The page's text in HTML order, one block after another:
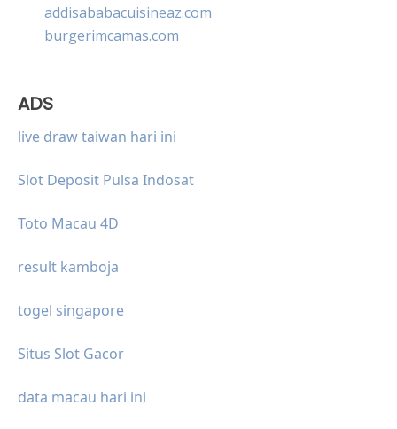
addisababacuisineaz.com
burgerimcamas.com
ADS
live draw taiwan hari ini
Slot Deposit Pulsa Indosat
Toto Macau 4D
result kamboja
togel singapore
Situs Slot Gacor
data macau hari ini